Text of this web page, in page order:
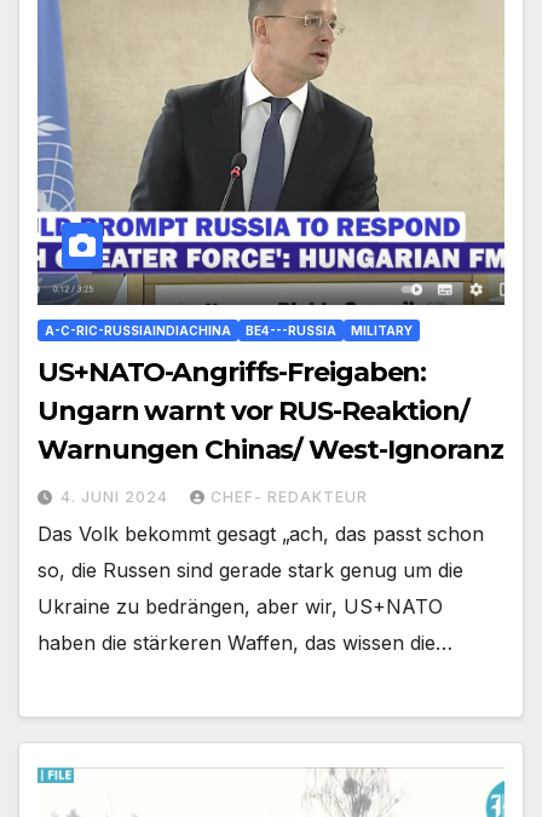
A-C-RIC-RUSSIAINDIACHINA BE4---RUSSIA MILITARY
US+NATO-Angriffs-Freigaben:
Ungarn warnt vor RUS-Reaktion/
Warnungen Chinas/ West-Ignoranz
4. JUNI 2024 CHEF- REDAKTEUR
Das Volk bekommt gesagt „ach, das passt schon
so, die Russen sind gerade stark genug um die
Ukraine zu bedrängen, aber wir, US+NATO
haben die stärkeren Waffen, das wissen die…